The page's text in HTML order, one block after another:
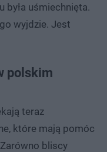
była uśmiechnięta.
wyjdzie. Jest
polskim
teraz
które mają pomóc
bliscy